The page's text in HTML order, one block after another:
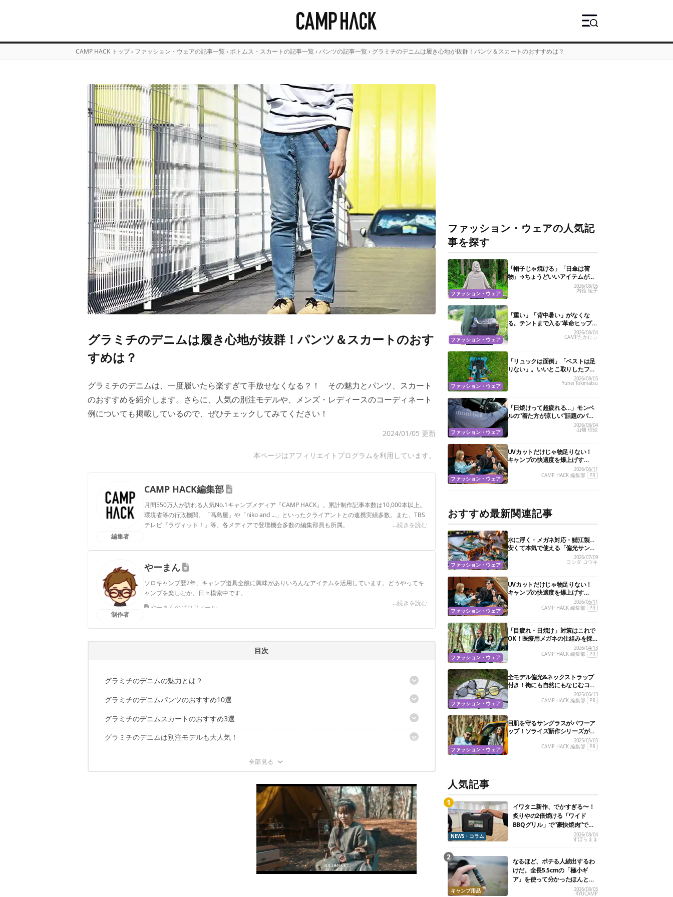
CAMP HACK トップ › ファッション・ウェアの記事一覧 › ボトムス・スカートの記事一覧 › パンツの記事一覧 › グラミチのデニムは履き心地が抜群！パンツ＆スカートのおすすめは？
グラミチのデニムは履き心地が抜群！パンツ＆スカートのおす
すめは？
グラミチのデニムは、一度履いたら楽すぎて手放せなくなる？！ その魅力とパンツ、スカート
のおすすめを紹介します。さらに、人気の別注モデルや、メンズ・レディースのコーディネート
例についても掲載しているので、ぜひチェックしてみてください！
2024/01/05 更新
本ページはアフィリエイトプログラムを利用しています。
編集者
CAMP HACK編集部
月間550万人が訪れる人気No.1キャンプメディア『CAMP HACK』。累計制作記事本数は10,000本以上。
環境省等の行政機関、「髙島屋」や「niko and ...」といったクライアントとの連携実績多数。また、TBS
テレビ『ラヴィット！』等、各メディアで登壇機会多数の編集部員も所属。
...続きを読む
制作者
やーまん
ソロキャンプ歴2年、キャンプ道具全般に興味がありいろんなアイテムを活用しています。どうやってキ
ャンプを楽しむか、日々模索中です。
...続きを読む
やーまんのプロフィール
目次
グラミチのデニムの魅力とは？
1. シンプルなデザインでアウトドアからタウンユースまで対応！
3. 「ウェビングベルト」により片手でウエスト調整が可能！
グラミチのデニムパンツのおすすめ10選
デニム NNパンツ
デニム NNパンツ ジャストカット
デニム NNパンツ タイトフィット
デニムガーデンパンツ3.0
グラミチのデニムスカートのおすすめ3選
デニム マーメイドスカート
グラミチのデニムは別注モデルも大人気！
リー×グラミチ ペインター スリムテーパードパンツ
シップス×グラミチ ワイド テーパード デニム パンツ
フリークスストア×グラミチ ボンディング ニットデニム パンツ
この履きやすさを体験したら虜になる！
ファッション・ウェアの人気記
事を探す
ファッション・ウェア
「帽子じゃ焼ける」「日傘は荷
物」→ちょうどいいアイテムがス
ノーピークにありました
2026/08/05
内舘 綾子
ファッション・ウェア
「重い」「背中暑い」がなくな
る。テントまで入る“革命ヒップ
バッグ”が夏のアウトドアを身軽
にしてくれた
2026/08/04
CAMPたかにぃ
ファッション・ウェア
「リュックは面倒」「ベストは足
りない」。いいとこ取りしたフェ
ス特化バッグがあるんです2026/08/05
Yuhei Tokimatsu
ファッション・ウェア
「日焼けって超疲れる…」モンベ
ルの“着た方が涼しい”話題のパー
カ試したら、真夏の救世主だった
2026/08/04
山畑 理絵
ファッション・ウェア
UVカットだけじゃ物足りない！
キャンプの快適度を爆上げす
る“特殊機能”サングラス3選2026/06/11
CAMP HACK 編集部
PR
おすすめ最新関連記事
ファッション・ウェア
水に浮く・メガネ対応・鯖江製…
安くて本気で使える「偏光サング
ラス」おすすめ10選
2026/07/09
ヨシダ コウキ
ファッション・ウェア
UVカットだけじゃ物足りない！
キャンプの快適度を爆上げす
る“特殊機能”サングラス3選2026/06/11
CAMP HACK 編集部
PR
ファッション・ウェア
「目疲れ・日焼け」対策はこれで
OK！医療用メガネの仕組みを採
用した新作サングラスがすごかっ
2026/04/13
CAMP HACK 編集部
PR
ファッション・ウェア
全モデル偏光&ネックストラップ
付き！街にも自然にもなじむコス
パ抜群の万能サングラスを見つけ
たぞ
2025/06/13
CAMP HACK 編集部
PR
ファッション・ウェア
目肌を守るサングラスがパワーア
ップ！ソライズ新作シリーズがさ
らに進化してタフになったぞ2025/05/05
CAMP HACK 編集部
PR
人気記事
NEWS・コラム
イワタニ新作、でかすぎる〜！
炙りやの2倍焼ける「ワイド
BBQグリル」で“豪快焼肉”でき
2026/08/04
ずぼらまま
キャンプ用品
なるほど、ポチる人続出するわ
けだ。全長5.5cmの「極小ギ
ア」を使って分かったほんとの
2026/08/05
RYUCAMP